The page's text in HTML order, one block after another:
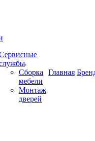
Сборка
мебели
Монтаж
дверей
Главная